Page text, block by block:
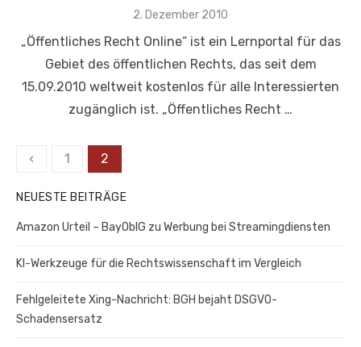
Veröffentlicht
2. Dezember 2010
„Öffentliches Recht Online“ ist ein Lernportal für das
Gebiet des öffentlichen Rechts, das seit dem
15.09.2010 weltweit kostenlos für alle Interessierten
zugänglich ist. „Öffentliches Recht …
Seitennummerierung
Beiträge
‹ 1 2
NEUESTE BEITRÄGE
Amazon Urteil – BayOblG zu Werbung bei Streamingdiensten
KI-Werkzeuge für die Rechtswissenschaft im Vergleich
Fehlgeleitete Xing-Nachricht: BGH bejaht DSGVO-
Schadensersatz